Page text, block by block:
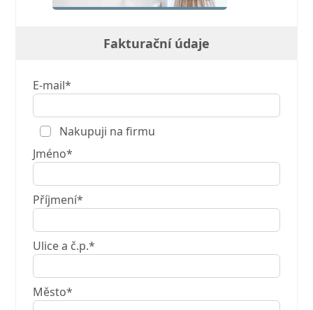
Fakturační údaje
E-mail*
Nakupuji na firmu
Jméno*
Příjmení*
Ulice a č.p.*
Město*